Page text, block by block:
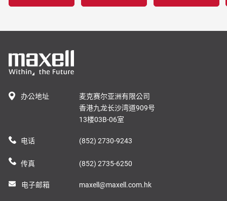
办公地址
麦克赛尔亚洲有限公司
香港九龙长沙湾道909号
13楼03B-06室
电话 (852) 2730-9243
传真 (852) 2735-6250
电子邮箱 maxell@maxell.com.hk